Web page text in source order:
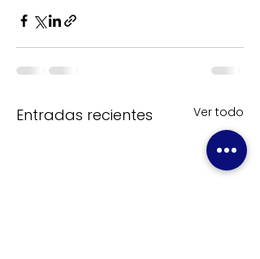
Entradas recientes Ver todo